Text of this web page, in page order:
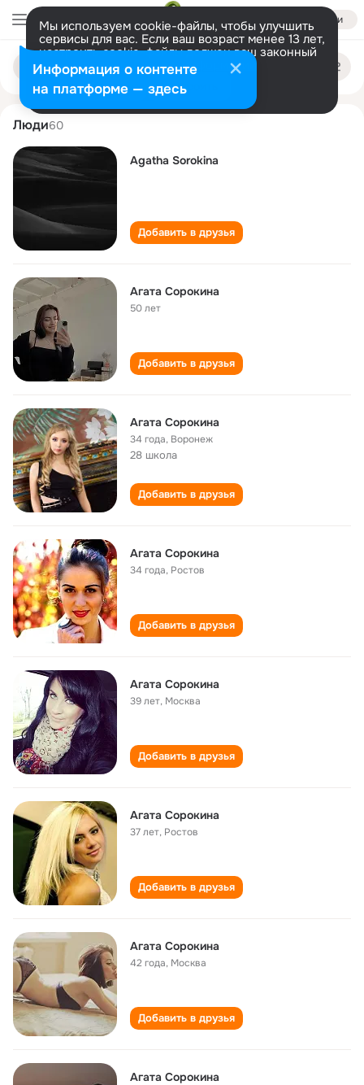
Войти
Мы используем cookie-файлы, чтобы улучшить
сервисы для вас. Если ваш возраст менее 13 лет,
настроить cookie-файлы должен ваш законный
представитель. Больше информации
Разрешить все Настроить
Поиск
людям
agata sorokina
Люди60
Agatha Sorokina
Добавить в друзья
Агата Сорокина
50 лет
Добавить в друзья
Агата Сорокина
34 года, Воронеж
28 школа
Добавить в друзья
Агата Сорокина
34 года, Ростов
Добавить в друзья
Агата Сорокина
39 лет, Москва
Добавить в друзья
Агата Сорокина
37 лет, Ростов
Добавить в друзья
Агата Сорокина
42 года, Москва
Добавить в друзья
Агата Сорокина
Информация о контенте
на платформе — здесь